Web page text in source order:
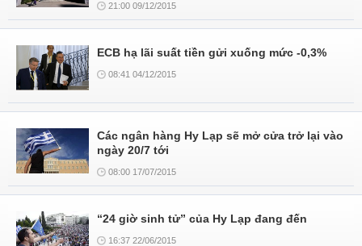
21:00 09/12/2015
ECB hạ lãi suất tiền gửi xuống mức -0,3%
08:41 04/12/2015
Các ngân hàng Hy Lạp sẽ mở cửa trở lại vào
ngày 20/7 tới
08:00 17/07/2015
“24 giờ sinh tử” của Hy Lạp đang đến
16:37 22/06/2015